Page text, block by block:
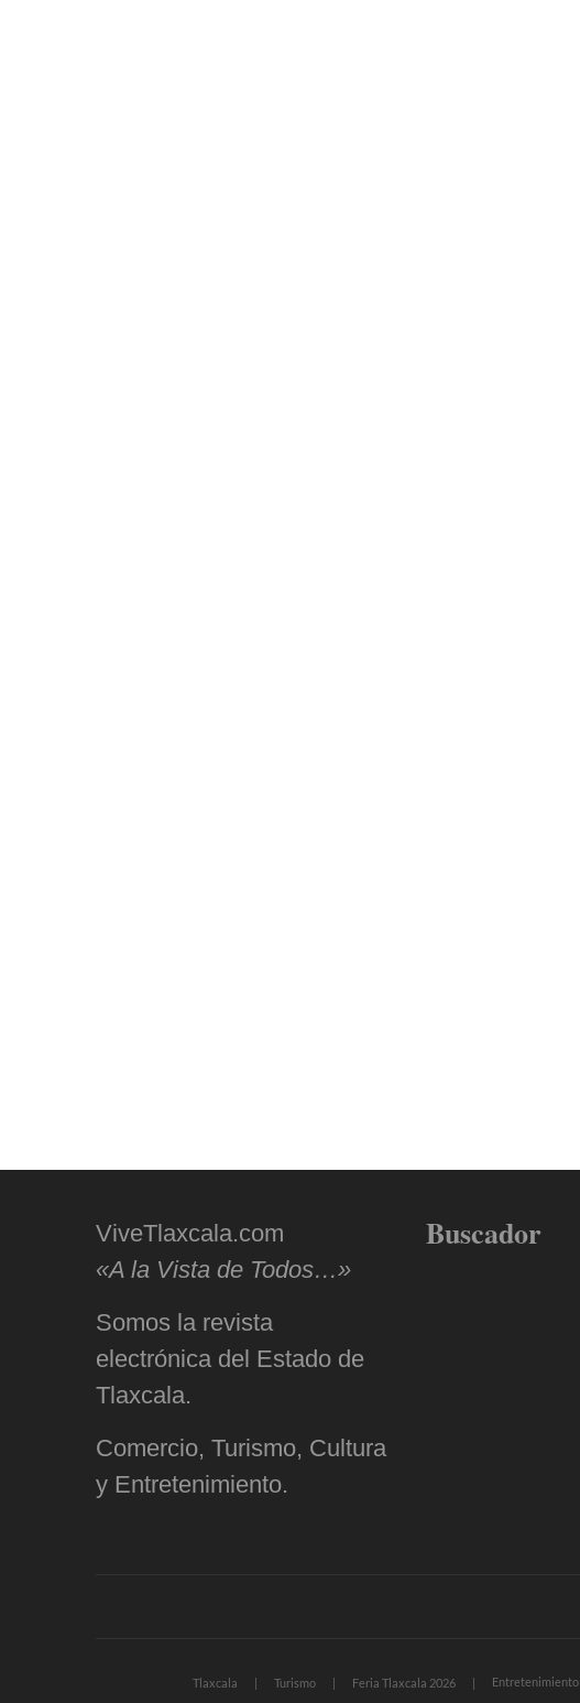
ViveTlaxcala.com
«A la Vista de Todos…»
Somos la revista
electrónica del Estado de
Tlaxcala.
Comercio, Turismo, Cultura
y Entretenimiento.
Buscador
Tlaxcala Turismo Feria Tlaxcala 2026 Entretenimiento